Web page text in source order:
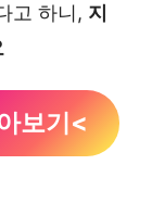
고 하니, 지
보기<